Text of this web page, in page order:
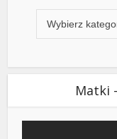
Matki